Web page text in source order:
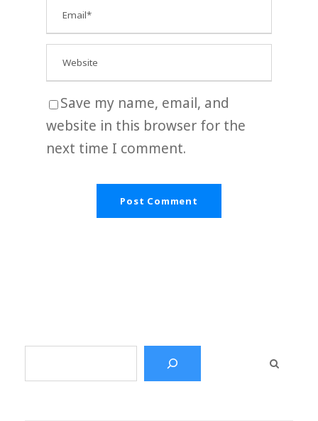
Save my name, email, and
website in this browser for the
next time I comment.